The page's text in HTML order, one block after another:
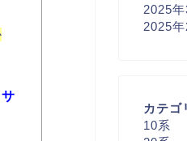
2025年
2025年
カテゴ
10系